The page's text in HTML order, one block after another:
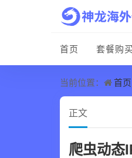
首页 套餐购买
当前位置： 首页
正文
爬虫动态